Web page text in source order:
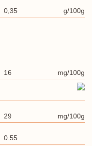
0,35 g/100g
16 mg/100g
29 mg/100g
0.55